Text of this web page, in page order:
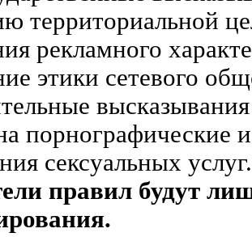
территориальной
рекламного
этики сетевого
порнографические
сексуальных услуг.
правил будут